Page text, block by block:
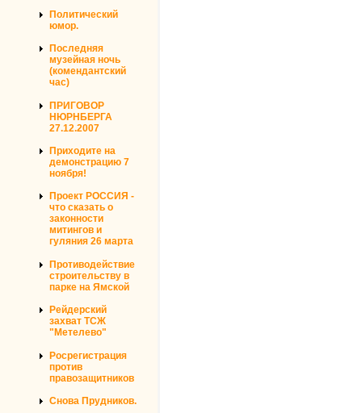
Политический
юмор.
Последняя
музейная ночь
(комендантский
час)
ПРИГОВОР
НЮРНБЕРГА
27.12.2007
Приходите на
демонстрацию 7
ноября!
Проект РОССИЯ -
что сказать о
законности
митингов и
гуляния 26 марта
Противодействие
строительству в
парке на Ямской
Рейдерский
захват ТСЖ
"Метелево"
Росрегистрация
против
правозащитников
Снова Прудников.